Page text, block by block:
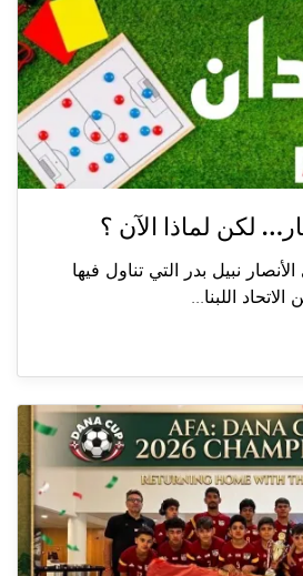
لكن لماذا الآن ؟
نبيل بدر التي تناول فيها
اللبنا...